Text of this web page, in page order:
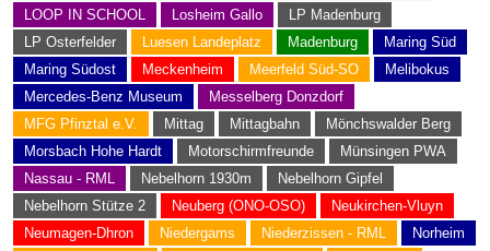
LOOP IN SCHOOL
Losheim Gallo
LP Madenburg
LP Osterfelder
Luesen Landeplatz Madenburg
Maring Süd
Maring Südost
Meckenheim Meerfeld Süd-SO
Melibokus
Mercedes-Benz Museum
Messelberg Donzdorf
MFG Pfinztal e.V.
Mittag Mittagbahn
Mönchswalder Berg
Morsbach Hohe Hardt
Motorschirmfreunde
Münsingen PWA
Nassau - RML
Nebelhorn 1930m
Nebelhorn Gipfel
Nebelhorn Stütze 2
Neuberg (ONO-OSO)
Neukirchen-Vluyn
Neumagen-Dhron
Niedergams Niederzissen - RML
Norheim